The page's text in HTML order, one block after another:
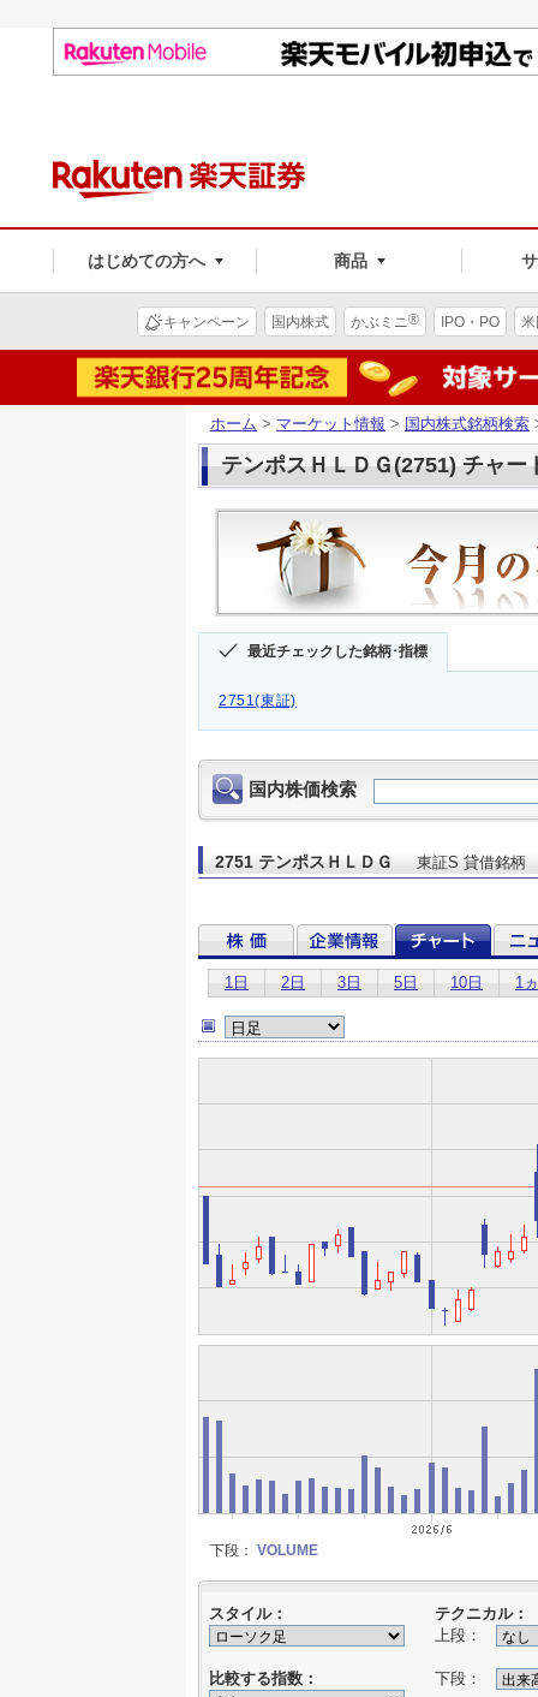
はじめての方へ 商品
キャンペーン 国内株式 かぶミニ® IPO・PO
ホーム > マーケット情報 > 国内株式銘柄検索
テンポスＨＬＤＧ(2751) チャー
最近チェックした銘柄･指標
2751(東証)